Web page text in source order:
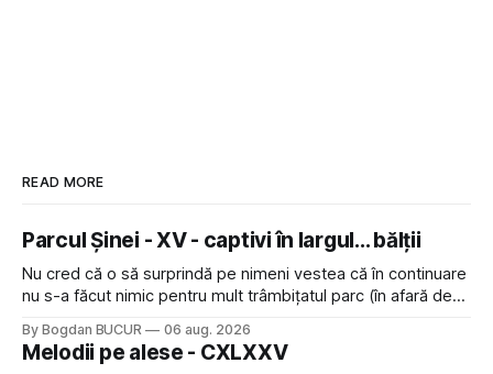
READ MORE
Parcul Șinei - XV - captivi în largul... bălții
Nu cred că o să surprindă pe nimeni vestea că în continuare
nu s-a făcut nimic pentru mult trâmbițatul parc (în afară de
timp pui și latră prin gard la lumea care trece prin zonă). Am
avut, în schimb, o belea
By Bogdan BUCUR 06 aug. 2026
Melodii pe alese - CXLXXV